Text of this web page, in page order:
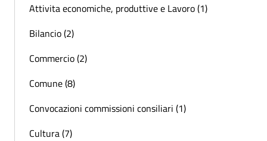
Attivita economiche, produttive e Lavoro (1)
Bilancio (2)
Commercio (2)
Comune (8)
Convocazioni commissioni consiliari (1)
Cultura (7)